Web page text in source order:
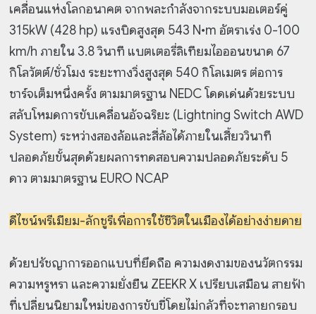
เคลื่อนแห่งโลกอนาคต จากพละกำลังจากระบบมอเตอร์คู่
315kW (428 hp) แรงบิดสูงสุด 543 N•m อัตราเร่ง 0-100
km/h ภายใน 3.8 วินาที แบตเตอรี่ลิเทียมไอออนขนาด 67
กิโลวัตต์/ชั่วโมง ระยะทางวิ่งสูงสุด 540 กิโลเมตร ต่อการ
ชาร์จเต็มหนึ่งครั้ง ตามมาตรฐาน NEDC โดดเด่นด้วยระบบ
สลับโหมดการขับเคลื่อนอัจฉริยะ (Lightning Switch AWD
System) ระหว่างสองล้อและสี่ล้อได้ภายในเสี้ยววินาที
ปลอดภัยขั้นสุดด้วยผลการทดสอบความปลอดภัยระดับ 5
ดาว ตามมาตรฐาน EURO NCAP
ดีไซน์พรีเมียม-ลักชูรีเพื่อการใช้ชีวิตในเมืองได้อย่างง่ายดาย
ด้วยปรัชญาการออกแบบที่ยึดถือ ความงดงามของนวัตกรรม
ความหรูหรา และความยั่งยืน ZEEKR X เปรียบเสมือน สายฟ้า
ที่เปลี่ยนนิยามใหม่ของการขับขี่โดยไม่กลัวที่จะทลายกรอบ